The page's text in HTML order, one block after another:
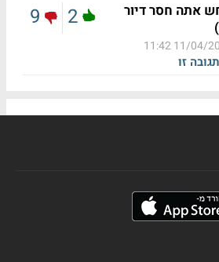
אתה חסר דיור
11/04/2025
זו
2
9